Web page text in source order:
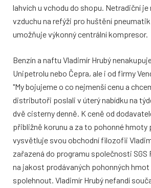
lahvích u vchodu do shopu. Netradiční
vzduchu na refýži pro huštění
umožňuje výkonný centrální kompresor.
Benzín a naftu Vladimír Hrubý
Unipetrolu nebo Čepra, ale i od firmy
"My bojujeme o co nejmenší cenu a
distributoři poslali v úterý nabídku na
dvě cisterny denně. K ceně od
přibližně korunu a za to pohonné hmoty
vysvětluje svou obchodní filozofii
zařazená do programu společnosti
na jakost prodávaných pohonných
spolehnout. Vladimír Hrubý nefandí